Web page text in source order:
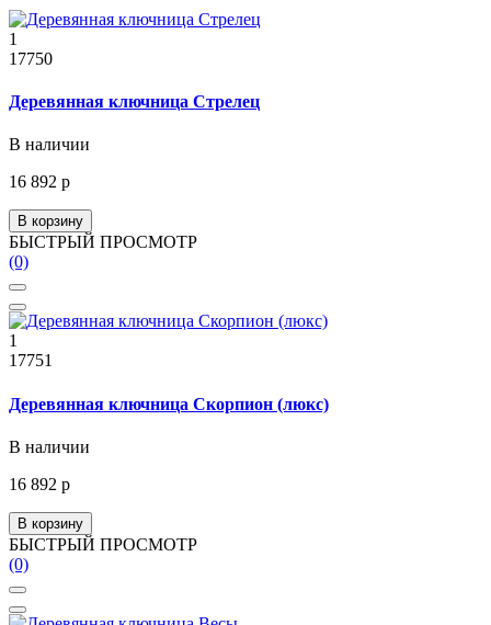
1
17750
Деревянная ключница Стрелец
В наличии
16 892 р
В корзину
БЫСТРЫЙ ПРОСМОТР
(0)
1
17751
Деревянная ключница Скорпион (люкс)
В наличии
16 892 р
В корзину
БЫСТРЫЙ ПРОСМОТР
(0)